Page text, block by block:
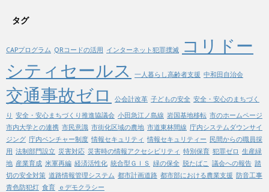
タグ
CAPプログラム QRコードの活用 インターネット犯罪撲滅
コリドー
シティセールス
一人暮らし高齢者支援 中和田自治会
交通事故ゼロ 公会計改革 子どもの安全 安全・安心のまちづく
り 安全・安心まちづくり推進協議会 小田急江ノ島線 岩国基地移転 市のホームページ
市内大学との連携 市民意識 市街化区域の農地 市道東林間線 庁内システムダウンサイ
ジング 庁内ベンチャー制度 情報セキュリティ 情報セキュリティー 民間からの職員採
用 法制部門設立 災害対応 災害時の情報アクセシビリティ 特別保育 犯罪ゼロ 生産緑
地 産業育成 米軍再編 経済活性化 統合型ＧＩＳ 緑の保全 脱たばこ 議会への報告 踏
切の安全対策 道路情報管理システム 都市計画道路 都市部における農業支援 防音工事
青色防犯灯 食育 ｅデモクラシー